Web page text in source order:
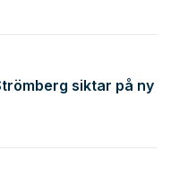
siktar på ny